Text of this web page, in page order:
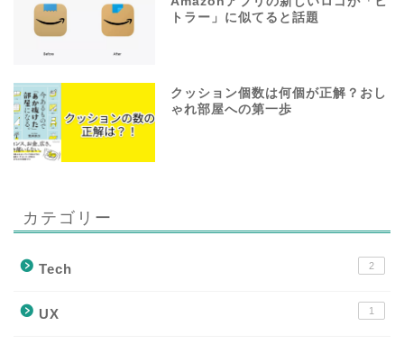
トラー」に似てると話題
クッション個数は何個が正解？おし
ゃれ部屋への第一歩
カテゴリー
Tech 2
UX 1